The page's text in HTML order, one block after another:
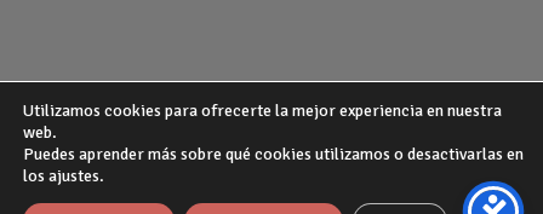
¿QUIENES SOMOS? POLITICA DE PRIVACIDAD
Utilizamos cookies para ofrecerte la mejor experiencia en nuestra
web.
Puedes aprender más sobre qué cookies utilizamos o desactivarlas en
los ajustes.